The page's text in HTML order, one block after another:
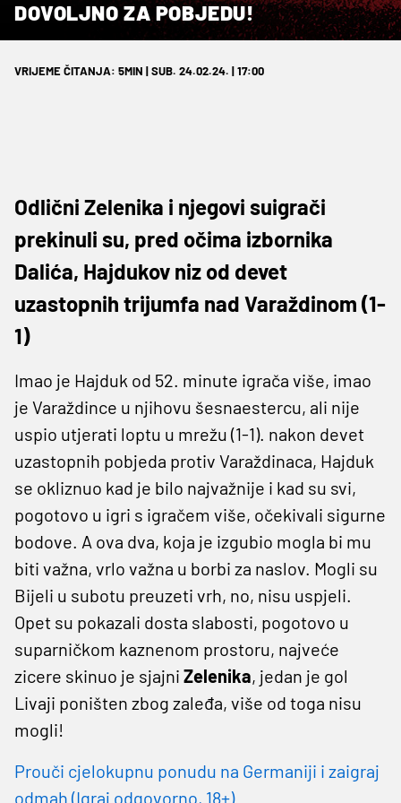
DOVOLJNO ZA POBJEDU!
VRIJEME ČITANJA: 5MIN | SUB. 24.02.24. | 17:00
Odlični Zelenika i njegovi suigrači
prekinuli su, pred očima izbornika
Dalića, Hajdukov niz od devet
uzastopnih trijumfa nad Varaždinom (1-
1)
Imao je Hajduk od 52. minute igrača više, imao
je Varaždince u njihovu šesnaestercu, ali nije
uspio utjerati loptu u mrežu (1-1). nakon devet
uzastopnih pobjeda protiv Varaždinaca, Hajduk
se okliznuo kad je bilo najvažnije i kad su svi,
pogotovo u igri s igračem više, očekivali sigurne
bodove. A ova dva, koja je izgubio mogla bi mu
biti važna, vrlo važna u borbi za naslov. Mogli su
Bijeli u subotu preuzeti vrh, no, nisu uspjeli.
Opet su pokazali dosta slabosti, pogotovo u
suparničkom kaznenom prostoru, najveće
zicere skinuo je sjajni Zelenika, jedan je gol
Livaji poništen zbog zaleđa, više od toga nisu
mogli!
Prouči cjelokupnu ponudu na Germaniji i zaigraj
odmah (Igraj odgovorno, 18+)